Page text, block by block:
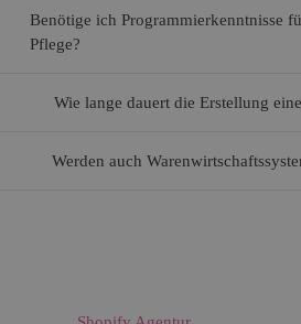
Benötige ich Programmierkenntnisse
Pflege?
Wie lange dauert die Erstellung
Werden auch